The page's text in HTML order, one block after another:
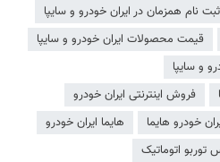
ثبت نام همزمان در ایران خودرو و سایپا
قیمت محصولات ایران خودرو و سایپا
و سایپا
فروش اینترنتی ایران خودرو
خودرو هایما
هایما ایران خودرو